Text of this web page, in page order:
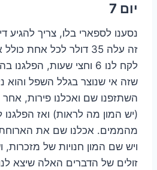
יום 7
זה עלה 35 דולר לכל אחת
לקח לנו 6 וחצי שעות,
שזה אי שנוצר בגלל השפל והוא
השתזפנו שם ואכלנו פירות, אחר
(יש המון מה לראות) ואז הפלגנו
מהממים. אכלנו שם את הארוחת
ויש שם המון חנויות של מזכרות,
זולים של הדברים האלה שיצא